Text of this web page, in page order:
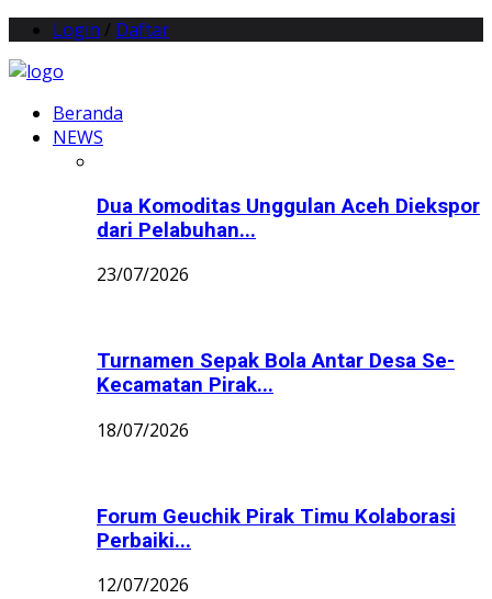
Login / Daftar
Beranda
NEWS
Dua Komoditas Unggulan Aceh Diekspor
dari Pelabuhan...
23/07/2026
Turnamen Sepak Bola Antar Desa Se-
Kecamatan Pirak...
18/07/2026
Forum Geuchik Pirak Timu Kolaborasi
Perbaiki...
12/07/2026